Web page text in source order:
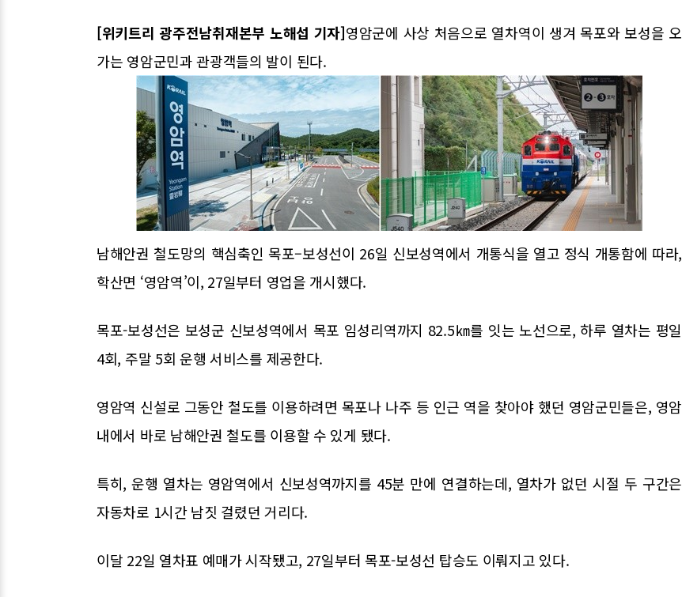
[위키트리 광주전남취재본부 노해섭 기자]영암군에 사상 처음으로 열차역이 생겨 목포와 보성을 오
가는 영암군민과 관광객들의 발이 된다.
남해안권 철도망의 핵심축인 목포–보성선이 26일 신보성역에서 개통식을 열고 정식 개통함에 따라,
학산면 ‘영암역’이, 27일부터 영업을 개시했다.
목포-보성선은 보성군 신보성역에서 목포 임성리역까지 82.5㎞를 잇는 노선으로, 하루 열차는 평일
4회, 주말 5회 운행 서비스를 제공한다.
영암역 신설로 그동안 철도를 이용하려면 목포나 나주 등 인근 역을 찾아야 했던 영암군민들은, 영암
내에서 바로 남해안권 철도를 이용할 수 있게 됐다.
특히, 운행 열차는 영암역에서 신보성역까지를 45분 만에 연결하는데, 열차가 없던 시절 두 구간은
자동차로 1시간 남짓 걸렸던 거리다.
이달 22일 열차표 예매가 시작됐고, 27일부터 목포-보성선 탑승도 이뤄지고 있다.